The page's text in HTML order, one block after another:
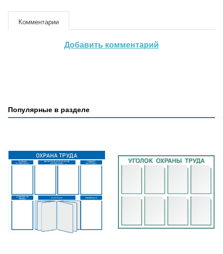
Комментарии
Добавить комментарий
Популярные в разделе